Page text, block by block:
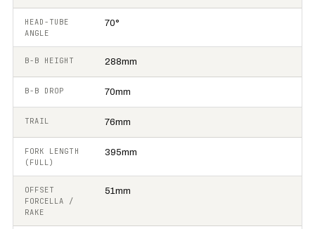
HEAD-TUBE
ANGLE
70°
B-B HEIGHT 288mm
B-B DROP 70mm
TRAIL 76mm
FORK LENGTH
(FULL)
395mm
OFFSET
FORCELLA /
RAKE
51mm